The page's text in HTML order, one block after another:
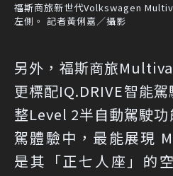
福斯商旅新世代Volkswagen
左側。 記者黃俐嘉／攝影
另外，福斯商旅
更標配IQ.DRIVE智能
整Level 2半自動駕駛
駕體驗中，最能展現
是其「正七人座」的